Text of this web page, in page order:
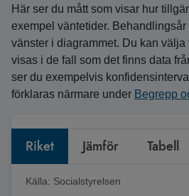
Här ser du mått som visar hur
exempel väntetider. Behandlingsår
vänster i diagrammet. Du kan
visas i de fall som det finns data
ser du exempelvis
förklaras närmare under Begrepp
Riket Jämför Tabell
Källa: Socialstyrelsen